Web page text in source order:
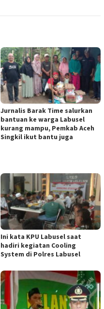
Jurnalis Barak Time salurkan
bantuan ke warga Labusel
kurang mampu, Pemkab Aceh
Singkil ikut bantu juga
Ini kata KPU Labusel saat
hadiri kegiatan Cooling
System di Polres Labusel